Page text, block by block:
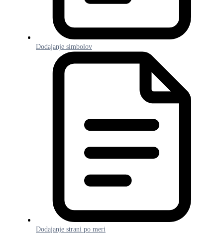
Dodajanje simbolov
Dodajanje strani po meri